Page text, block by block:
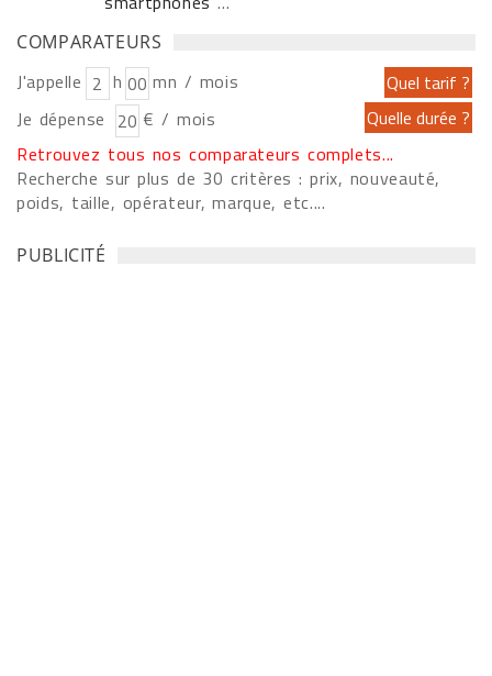
COMPARATEURS
J'appelle h
mn / mois
Je dépense
€ / mois
Retrouvez tous nos comparateurs complets...
Recherche sur plus de 30 critères : prix, nouveauté,
poids, taille, opérateur, marque, etc....
PUBLICITÉ